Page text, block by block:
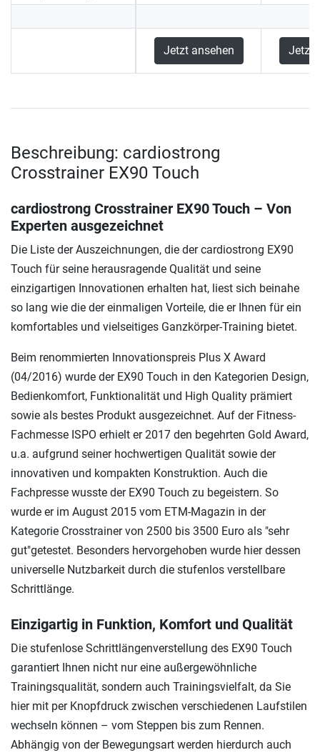
Jetzt ansehen Jetzt
Beschreibung: cardiostrong
Crosstrainer EX90 Touch
cardiostrong Crosstrainer EX90 Touch – Von
Experten ausgezeichnet
Die Liste der Auszeichnungen, die der cardiostrong EX90
Touch für seine herausragende Qualität und seine
einzigartigen Innovationen erhalten hat, liest sich beinahe
so lang wie die der einmaligen Vorteile, die er Ihnen für ein
komfortables und vielseitiges Ganzkörper-Training bietet.
Beim renommierten Innovationspreis Plus X Award
(04/2016) wurde der EX90 Touch in den Kategorien Design,
Bedienkomfort, Funktionalität und High Quality prämiert
sowie als bestes Produkt ausgezeichnet. Auf der Fitness-
Fachmesse ISPO erhielt er 2017 den begehrten Gold Award,
u.a. aufgrund seiner hochwertigen Qualität sowie der
innovativen und kompakten Konstruktion. Auch die
Fachpresse wusste der EX90 Touch zu begeistern. So
wurde er im August 2015 vom ETM-Magazin in der
Kategorie Crosstrainer von 2500 bis 3500 Euro als "sehr
gut"getestet. Besonders hervorgehoben wurde hier dessen
universelle Nutzbarkeit durch die stufenlos verstellbare
Schrittlänge.
Einzigartig in Funktion, Komfort und Qualität
Die stufenlose Schrittlängenverstellung des EX90 Touch
garantiert Ihnen nicht nur eine außergewöhnliche
Trainingsqualität, sondern auch Trainingsvielfalt, da Sie
hier mit per Knopfdruck zwischen verschiedenen Laufstilen
wechseln können – vom Steppen bis zum Rennen.
Abhängig von der Bewegungsart werden hierdurch auch